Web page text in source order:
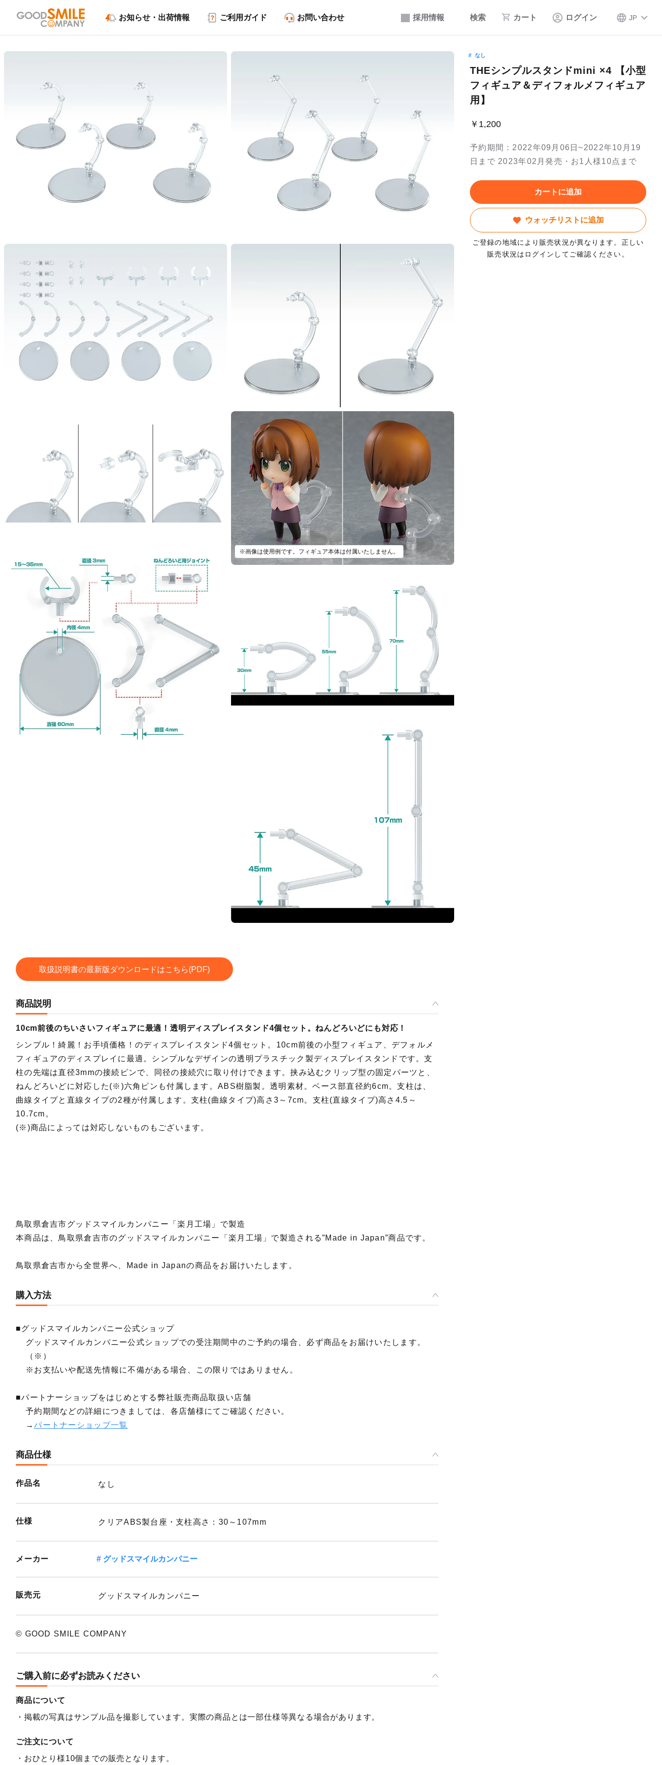
採用情報 検索 カート ログイン JP
お知らせ・出荷情報 ご利用ガイド お問い合わせ
※画像は使用例です。フィギュア本体は付属いたしません。
なし
THEシンプルスタンドmini ×4 【小型
フィギュア＆ディフォルメフィギュア
用】
￥1,200
予約期間：2022年09月06日~2022年10月19
日まで 2023年02月発売・お1人様10点まで
カートに追加
ウォッチリストに追加
ご登録の地域により販売状況が異なります。正しい
販売状況はログインしてご確認ください。
取扱説明書の最新版ダウンロードはこちら(PDF)
商品説明
10cm前後のちいさいフィギュアに最適！透明ディスプレイスタンド4個セット。ねんどろいどにも対応！
シンプル！綺麗！お手頃価格！のディスプレイスタンド4個セット。10cm前後の小型フィギュア、デフォルメ
フィギュアのディスプレイに最適。シンプルなデザインの透明プラスチック製ディスプレイスタンドです。支
柱の先端は直径3mmの接続ピンで、同径の接続穴に取り付けできます。挟み込むクリップ型の固定パーツと、
ねんどろいどに対応した(※)六角ピンも付属します。ABS樹脂製。透明素材。ベース部直径約6cm。支柱は、
曲線タイプと直線タイプの2種が付属します。支柱(曲線タイプ)高さ3～7cm。支柱(直線タイプ)高さ4.5～
10.7cm。
(※)商品によっては対応しないものもございます。
鳥取県倉吉市グッドスマイルカンパニー「楽月工場」で製造
本商品は、鳥取県倉吉市のグッドスマイルカンパニー「楽月工場」で製造される”Made in Japan”商品です。
鳥取県倉吉市から全世界へ、Made in Japanの商品をお届けいたします。
購入方法
■グッドスマイルカンパニー公式ショップ
グッドスマイルカンパニー公式ショップでの受注期間中のご予約の場合、必ず商品をお届けいたします。
（※）
※お支払いや配送先情報に不備がある場合、この限りではありません。
■パートナーショップをはじめとする弊社販売商品取扱い店舗
予約期間などの詳細につきましては、各店舗様にてご確認ください。
→パートナーショップ一覧
商品仕様
作品名 なし
仕様 クリアABS製台座・支柱高さ：30～107mm
メーカー グッドスマイルカンパニー
販売元 グッドスマイルカンパニー
© GOOD SMILE COMPANY
ご購入前に必ずお読みください
商品について
掲載の写真はサンプル品を撮影しています。実際の商品とは一部仕様等異なる場合があります。
ご注文について
おひとり様10個までの販売となります。